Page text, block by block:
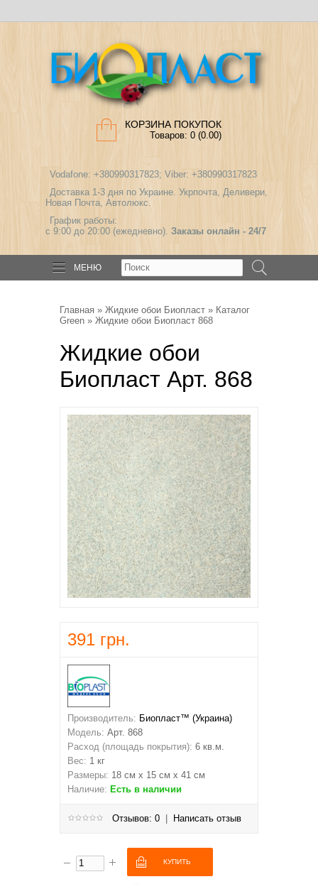
КОРЗИНА ПОКУПОК
Товаров: 0 (0.00)
Vodafone: +380990317823; Viber: +380990317823
Доставка 1-3 дня по Украине. Укрпочта, Деливери,
Новая Почта, Автолюкс.
График работы:
с 9:00 до 20:00 (ежедневно). Заказы онлайн - 24/7
МЕНЮ
Главная » Жидкие обои Биопласт » Каталог
Green » Жидкие обои Биопласт 868
Жидкие обои
Биопласт Арт. 868
391 грн.
Производитель: Биопласт™ (Украина)
Модель: Арт. 868
Расход (площадь покрытия): 6 кв.м.
Вес: 1 кг
Размеры: 18 см х 15 см х 41 см
Наличие: Есть в наличии
Отзывов: 0 Написать отзыв